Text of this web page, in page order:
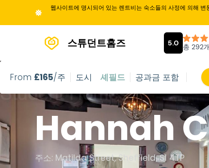
웹사이트에 명시되어 있는 렌트비는 숙소들의 사정에 의해
스튜던트홈즈
From £165/주 도시 셰필드 공과금 포함
Hannah
주소: Matilda Street, Sheffield, S1 4TP